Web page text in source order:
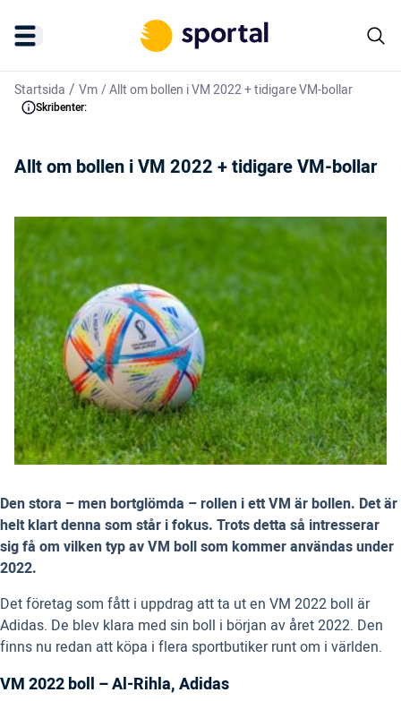
Startsida / Vm/Allt om bollen i VM 2022 + tidigare VM-bollar
Skribenter:
Allt om bollen i VM 2022 + tidigare VM-bollar
Den stora – men bortglömda – rollen i ett VM är bollen. Det är
helt klart denna som står i fokus. Trots detta så intresserar
sig få om vilken typ av VM boll som kommer användas under
2022.
Det företag som fått i uppdrag att ta ut en VM 2022 boll är
Adidas. De blev klara med sin boll i början av året 2022. Den
finns nu redan att köpa i flera sportbutiker runt om i världen.
VM 2022 boll – Al-Rihla, Adidas